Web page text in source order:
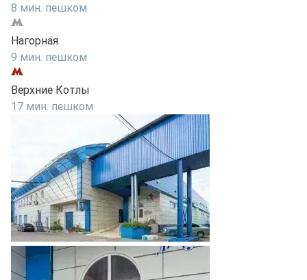
8 мин. пешком
Нагорная
9 мин. пешком
Верхние Котлы
17 мин. пешком